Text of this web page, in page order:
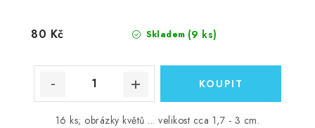
Skladem (9 ks)
80 Kč
16 ks; obrázky květů ... velikost cca 1,7 - 3 cm.